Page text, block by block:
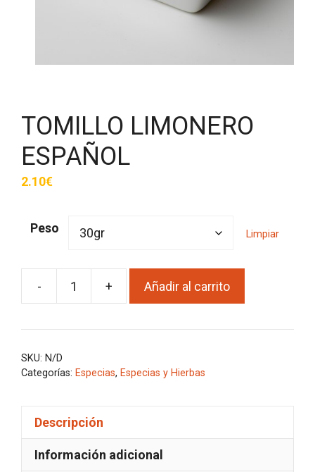
TOMILLO LIMONERO
ESPAÑOL
2.10€
Peso Limpiar
-
TOMILLO
ESPAÑOL
+ Añadir al carrito
SKU: N/D
Categorías: Especias, Especias y Hierbas
Descripción
Información adicional